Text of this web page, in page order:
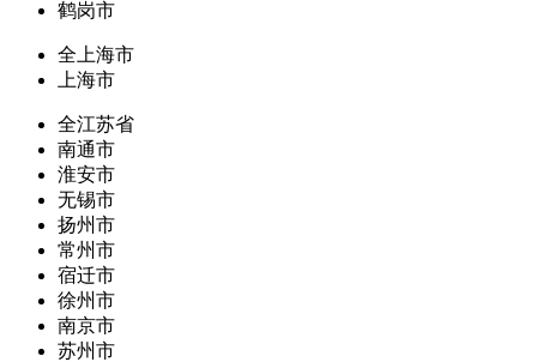
鹤岗市
全上海市
上海市
全江苏省
南通市
淮安市
无锡市
扬州市
常州市
宿迁市
徐州市
南京市
苏州市